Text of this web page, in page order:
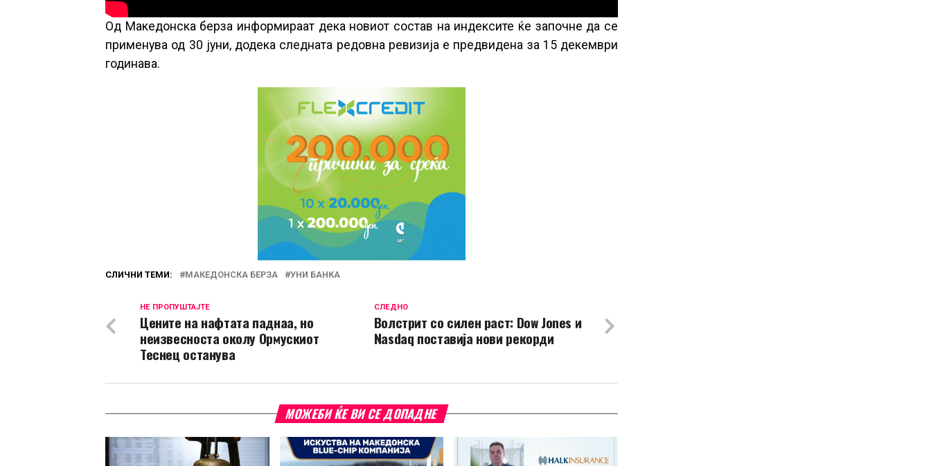
Од Македонска берза информираат дека новиот состав на индексите ќе започне да се
применува од 30 јуни, додека следната редовна ревизија е предвидена за 15 декември
годинава.
СЛИЧНИ ТЕМИ: МАКЕДОНСКА БЕРЗА УНИ БАНКА
СЛЕДНО
Волстрит со силен раст: Dow Jones и
Nasdaq поставија нови рекорди
НЕ ПРОПУШТАЈТЕ
Цените на нафтата паднаа, но
неизвесноста околу Ормускиот
Теснец останува
МОЖЕБИ ЌЕ ВИ СЕ ДОПАДНЕ